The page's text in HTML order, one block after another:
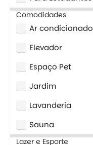
Comodidades
Ar condicionado
Elevador
Espaço Pet
Jardim
Lavanderia
Sauna
Lazer e Esporte